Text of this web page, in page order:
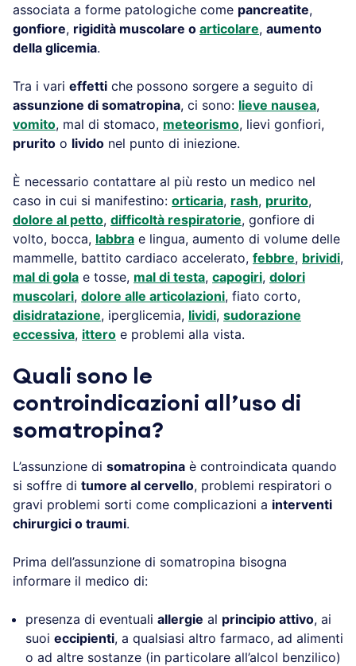
associata a forme patologiche come pancreatite,
gonfiore, rigidità muscolare o articolare, aumento
della glicemia.
Tra i vari effetti che possono sorgere a seguito di
assunzione di somatropina, ci sono: lieve nausea,
vomito, mal di stomaco, meteorismo, lievi gonfiori,
prurito o livido nel punto di iniezione.
È necessario contattare al più resto un medico nel
caso in cui si manifestino: orticaria, rash, prurito,
dolore al petto, difficoltà respiratorie, gonfiore di
volto, bocca, labbra e lingua, aumento di volume delle
mammelle, battito cardiaco accelerato, febbre, brividi,
mal di gola e tosse, mal di testa, capogiri, dolori
muscolari, dolore alle articolazioni, fiato corto,
disidratazione, iperglicemia, lividi, sudorazione
eccessiva, ittero e problemi alla vista.
Quali sono le
controindicazioni all’uso di
somatropina?
L’assunzione di somatropina è controindicata quando
si soffre di tumore al cervello, problemi respiratori o
gravi problemi sorti come complicazioni a interventi
chirurgici o traumi.
Prima dell’assunzione di somatropina bisogna
informare il medico di:
presenza di eventuali allergie al principio attivo, ai
suoi eccipienti, a qualsiasi altro farmaco, ad alimenti
o ad altre sostanze (in particolare all’alcol benzilico)